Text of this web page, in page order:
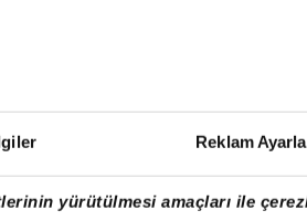
Reklam
yürütülmesi amaçları ile